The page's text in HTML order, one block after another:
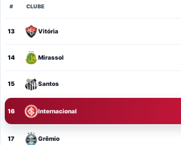
# CLUBE
13 Vitória
14 Mirassol
15 Santos
16 Internacional
17 Grêmio